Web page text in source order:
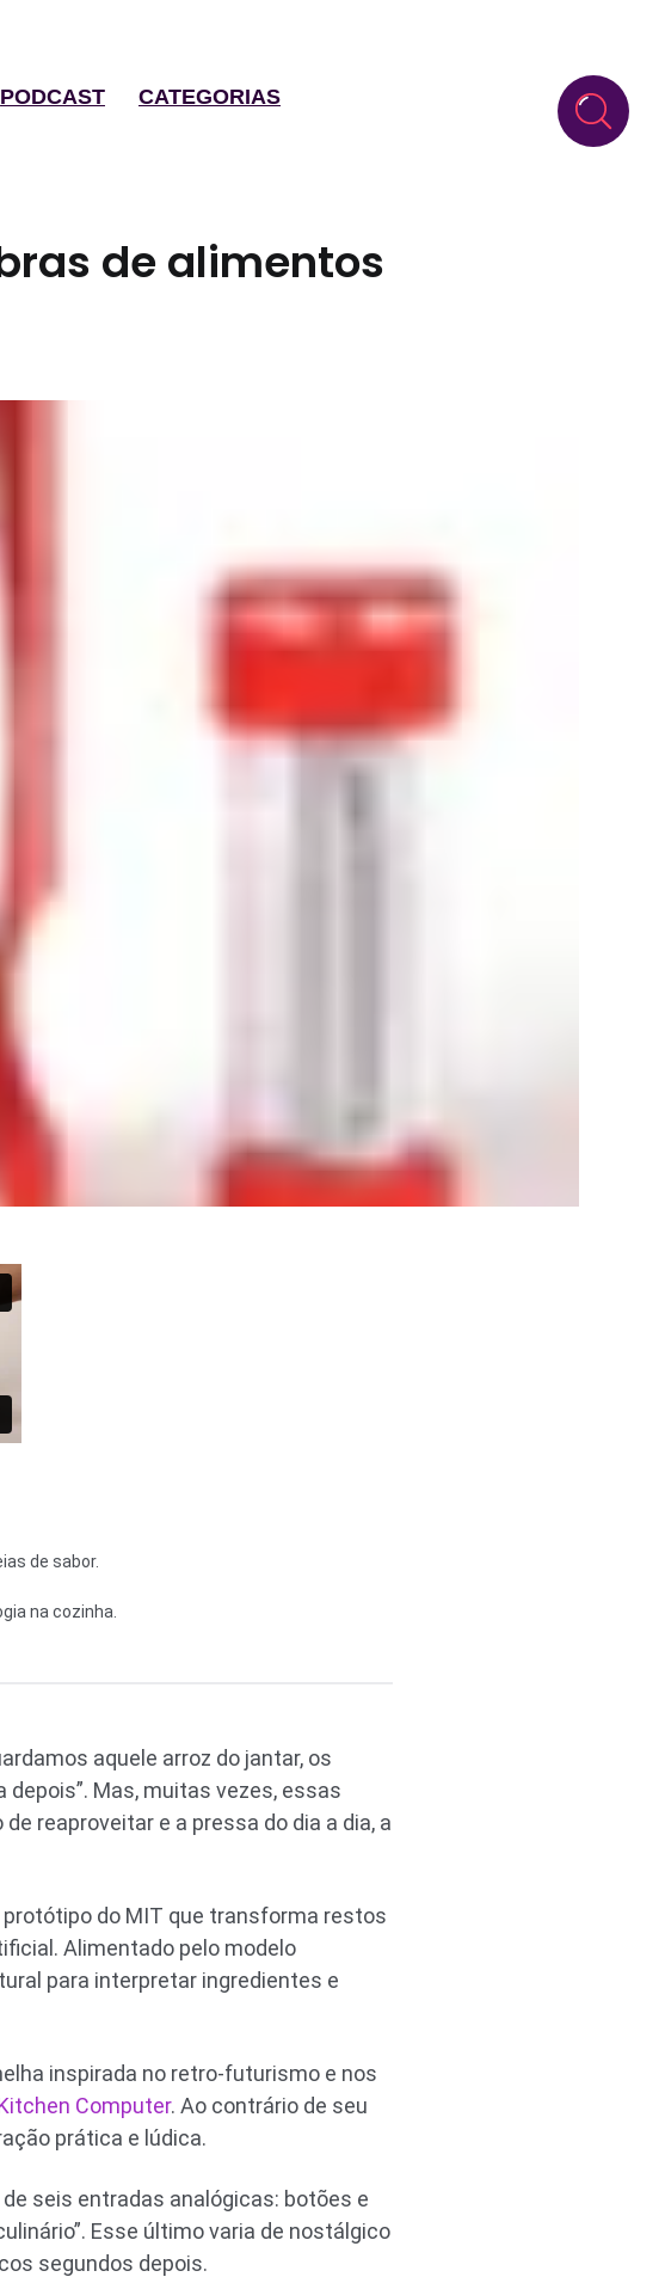
PODCAST CATEGORIAS
de alimentos
de sabor.
na cozinha.
aquele arroz do jantar, os
depois”. Mas, muitas vezes, essas
reaproveitar e a pressa do dia a dia, a
do MIT que transforma restos
Alimentado pelo modelo
para interpretar ingredientes e
inspirada no retro-futurismo e nos
Computer. Ao contrário de seu
prática e lúdica.
seis entradas analógicas: botões e
Esse último varia de nostálgico
segundos depois.